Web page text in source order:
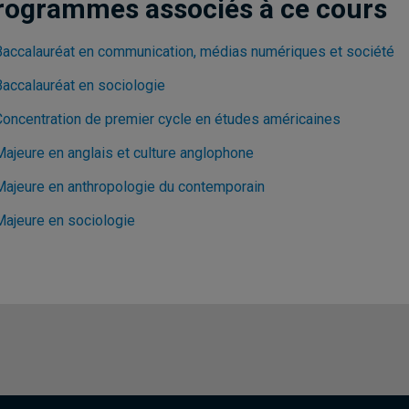
associés à ce cours
en communication, médias numériques et société
en sociologie
de premier cycle en études américaines
en anglais et culture anglophone
en anthropologie du contemporain
en sociologie